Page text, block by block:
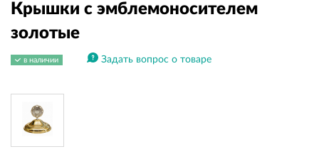
Крышки с эмблемоносителем
золотые
в наличии Задать вопрос о товаре